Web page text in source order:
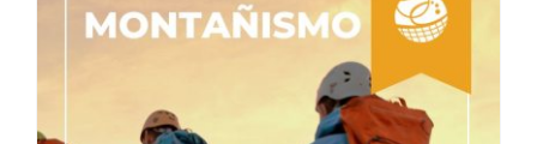
La Travesía Inolvidable de Lionel Messi